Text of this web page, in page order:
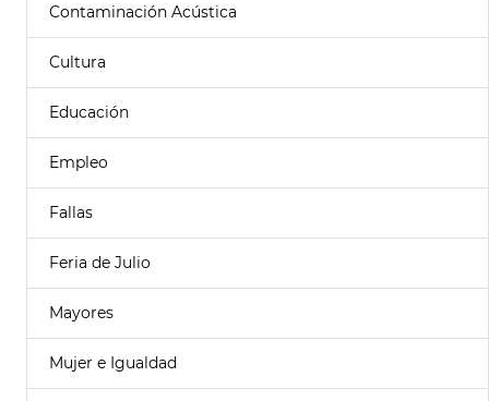
Contaminación Acústica
Cultura
Educación
Empleo
Fallas
Feria de Julio
Mayores
Mujer e Igualdad